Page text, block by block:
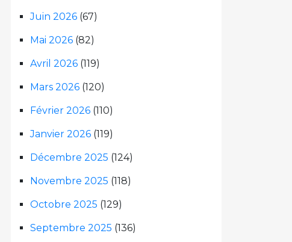
Juin 2026 (67)
Mai 2026 (82)
Avril 2026 (119)
Mars 2026 (120)
Février 2026 (110)
Janvier 2026 (119)
Décembre 2025 (124)
Novembre 2025 (118)
Octobre 2025 (129)
Septembre 2025 (136)